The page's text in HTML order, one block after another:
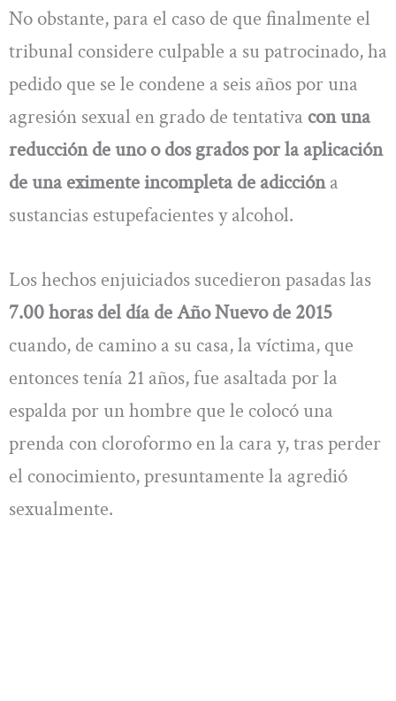
No obstante, para el caso de que finalmente el
tribunal considere culpable a su patrocinado, ha
pedido que se le condene a seis años por una
agresión sexual en grado de tentativa con una
reducción de uno o dos grados por la aplicación
de una eximente incompleta de adiccióna
sustancias estupefacientes y alcohol.
Los hechos enjuiciados sucedieron pasadas las
7.00 horas del día de Año Nuevo de 2015
cuando, de camino a su casa, la víctima, que
entonces tenía 21 años, fue asaltada por la
espalda por un hombre que le colocó una
prenda con cloroformo en la cara y, tras perder
el conocimiento, presuntamente la agredió
sexualmente.